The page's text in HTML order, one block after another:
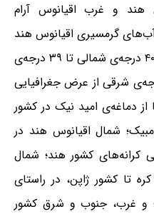
هند و غرب اقیانوس آرام
ژرفای ۰ تا ۱۵۰ متری آب‌های ‌گرمسیری اقیانوس هند
و غرب اقیانوس آرام، میان مدارهای ۴۰ درجه‌ی شمالی تا ۳۹ درجه‌ی
و ۱۸ درجه‌ی شرقی تا ۱۵۵ درجه‌ی شرقی از عرض جغرافیایی
دماغه‌ی امید نیک در کشور
شمال اقیانوس هند در
کرانه‌های کشور هند؛ شمال
تا کشور ژاپن، در راستای
و غرب، جنوب و شرق کشور